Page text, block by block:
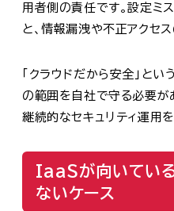
用者側の責任です。設定ミ
と、情報漏洩や不正アクセス
「クラウドだから安全」と
の範囲を自社で守る必要が
継続的なセキュリティ運用
IaaSが向いてい
ないケース